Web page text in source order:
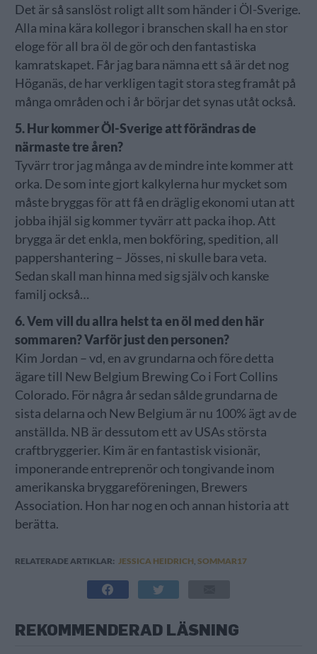
Det är så sanslöst roligt allt som händer i Öl-Sverige.
Alla mina kära kollegor i branschen skall ha en stor
eloge för all bra öl de gör och den fantastiska
kamratskapet. Får jag bara nämna ett så är det nog
Höganäs, de har verkligen tagit stora steg framåt på
många områden och i år börjar det synas utåt också.
5. Hur kommer Öl-Sverige att förändras de
närmaste tre åren?
Tyvärr tror jag många av de mindre inte kommer att
orka. De som inte gjort kalkylerna hur mycket som
måste bryggas för att få en dräglig ekonomi utan att
jobba ihjäl sig kommer tyvärr att packa ihop. Att
brygga är det enkla, men bokföring, spedition, all
pappershantering – Jösses, ni skulle bara veta.
Sedan skall man hinna med sig själv och kanske
familj också…
6. Vem vill du allra helst ta en öl med den här
sommaren? Varför just den personen?
Kim Jordan – vd, en av grundarna och före detta
ägare till New Belgium Brewing Co i Fort Collins
Colorado. För några år sedan sålde grundarna de
sista delarna och New Belgium är nu 100% ägt av de
anställda. NB är dessutom ett av USAs största
craftbryggerier. Kim är en fantastisk visionär,
imponerande entreprenör och tongivande inom
amerikanska bryggareföreningen, Brewers
Association. Hon har nog en och annan historia att
berätta.
RELATERADE ARTIKLAR: JESSICA HEIDRICH, SOMMAR17
REKOMMENDERAD LÄSNING